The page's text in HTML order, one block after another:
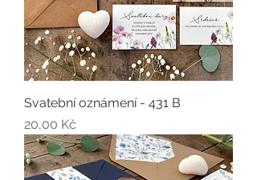
Svatební oznámení - 431 B
Cena
20,00 Kč